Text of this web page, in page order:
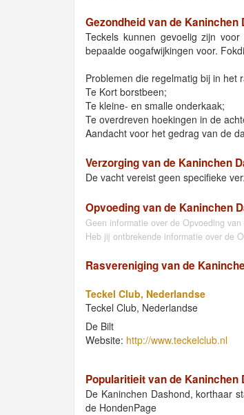
Gezondheid van de Kaninchen
Teckels kunnen gevoelig zijn
bepaalde oogafwijkingen voor.
Problemen die regelmatig bij in het
Te Kort borstbeen;
Te kleine- en smalle onderkaak;
Te overdreven hoekingen in de
Aandacht voor het gedrag van de
Verzorging van de Kaninchen
De vacht vereist geen specifieke
Opvoeding van de Kaninchen
Geen informatie over de Opvoeding
Heb jij ontbrekende informatie over de
Rasvereniging van de
Teckel Club, Nederlandse
Teckel Club, Nederlandse
De Bilt
Website: http://www.teckelclub.nl
Popularitieit van de Kaninchen
De Kaninchen Dashond, korthaar
de HondenPage